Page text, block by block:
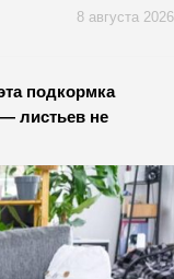
8 августа 2026
подкормка
листьев не